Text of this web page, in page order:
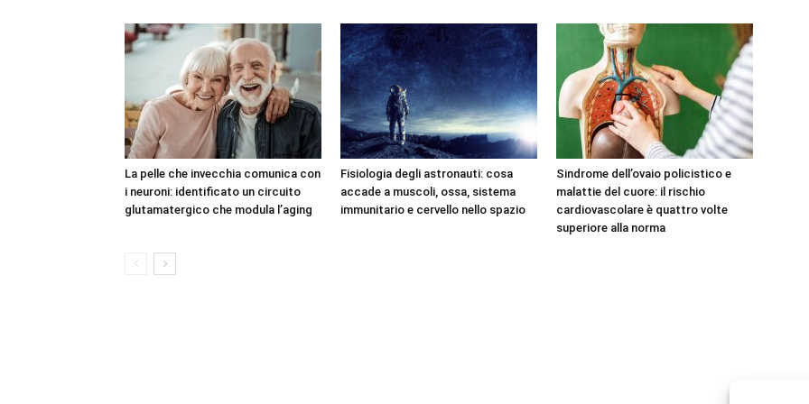
La pelle che invecchia comunica con
i neuroni: identificato un circuito
glutamatergico che modula l’aging
Fisiologia degli astronauti: cosa
accade a muscoli, ossa, sistema
immunitario e cervello nello spazio
Sindrome dell’ovaio policistico e
malattie del cuore: il rischio
cardiovascolare è quattro volte
superiore alla norma